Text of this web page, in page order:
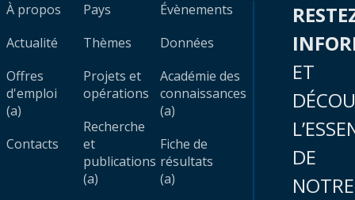
À propos
Actualité
Offres
d'emploi
(a)
Contacts
Pays
Thèmes
Projets et
opérations
Recherche
et
publications
(a)
Évènements
Données
Académie des
connaissances
(a)
Fiche de
résultats
(a)
ET
DE
NOTRE